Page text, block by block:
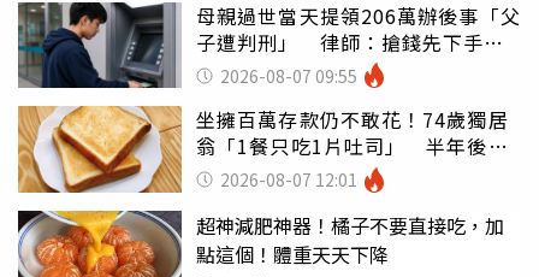
母親過世當天提領206萬辦後事「父
子遭判刑」 律師：搶錢先下手是
罪 2026-08-07 09:55
坐擁百萬存款仍不敢花！74歲獨居
翁「1餐只吃1片吐司」 半年後暴
瘦嚇壞女兒
2026-08-07 12:01
超神減肥神器！橘子不要直接吃，加
點這個！體重天天下降